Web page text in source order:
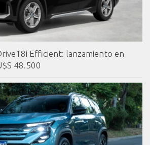
Efficient: lanzamiento en
48.500